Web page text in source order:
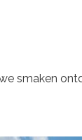
smaken